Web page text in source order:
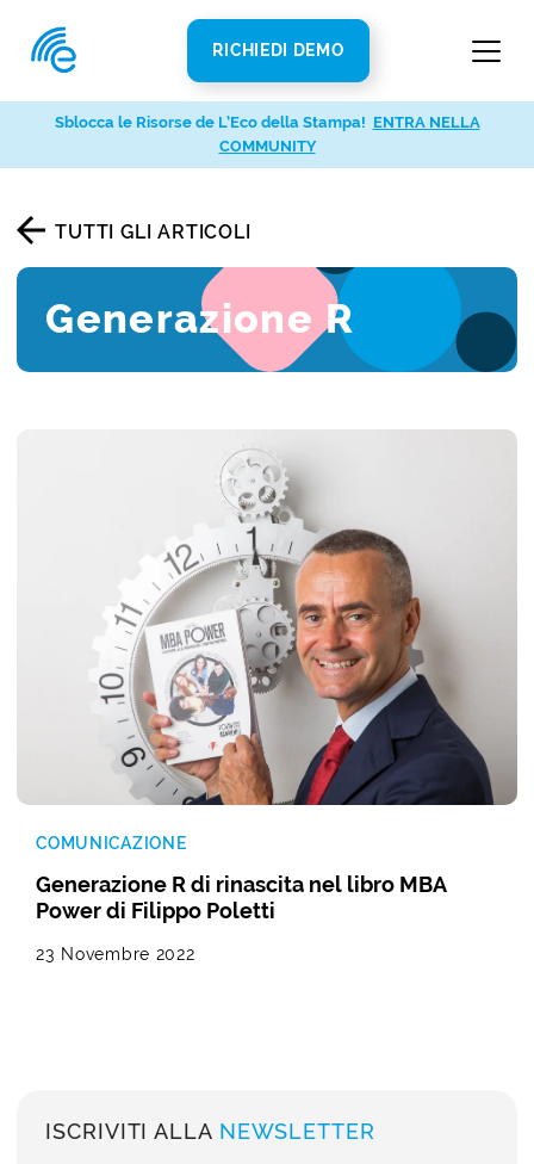
RICHIEDI DEMO
TUTTI GLI ARTICOLI
Generazione R
COMUNICAZIONE
Generazione R di rinascita nel libro MBA
Power di Filippo Poletti
23 Novembre 2022
ISCRIVITI ALLA NEWSLETTER
Sblocca le Risorse de L’Eco della Stampa! ENTRA NELLA
COMMUNITY